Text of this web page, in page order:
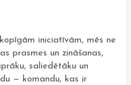
iniciatīvām, mēs ne
prasmes un zināšanas,
saliedētāku un
— komandu, kas ir